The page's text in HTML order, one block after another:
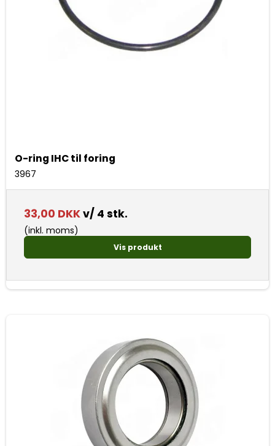
O-ring IHC til foring
3967
33,00 DKKv/ 4 stk.
(inkl. moms)
Vis produkt